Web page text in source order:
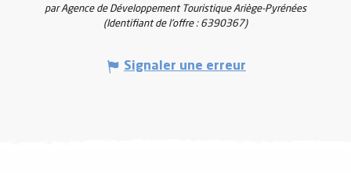
par Agence de Développement Touristique Ariège-Pyrénées
(Identifiant de l'offre : 6390367)
Signaler une erreur